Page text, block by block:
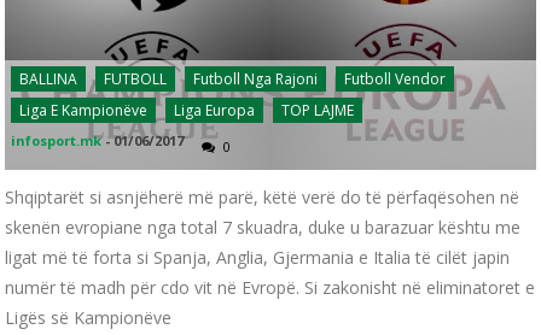
BALLINA FUTBOLL Futboll Nga Rajoni
Futboll Vendor
Liga E Kampionëve
Liga Europa TOP LAJME
infosport.mk -01/06/2017 0
Shqiptarët si asnjëherë më parë, këtë verë do të përfaqësohen në
skenën evropiane nga total 7 skuadra, duke u barazuar kështu me
ligat më të forta si Spanja, Anglia, Gjermania e Italia të cilët japin
numër të madh për cdo vit në Evropë. Si zakonisht në eliminatoret e
Ligës së Kampionëve